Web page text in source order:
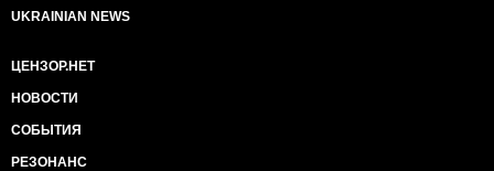
UKRAINIAN NEWS
ЦЕНЗОР.НЕТ
НОВОСТИ
СОБЫТИЯ
РЕЗОНАНС